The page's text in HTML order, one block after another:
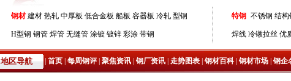
钢材 建材 热轧 中厚板 低合金板 船板 容器板 冷轧 型钢
H型钢 钢管 焊管 无缝管 涂镀 镀锌 彩涂 带钢
特钢 不锈钢 结构
焊线 冷镦拉丝 优
地区导航 首页 每周钢评 聚焦资讯 钢厂资讯 走势图表 钢材百科| 钢材市场 钢企